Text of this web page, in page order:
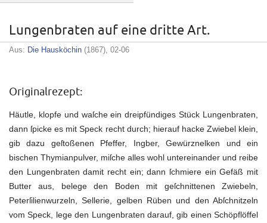
Lungenbraten auf eine dritte Art.
Aus: Die Hausköchin (1867), 02-06
Originalrezept:
Häutle, klopfe und waſche ein dreipfündiges Stück Lungenbraten,
dann ſpicke es mit Speck recht durch; hierauf hacke Zwiebel klein,
gib dazu geſtoßenen Pfeffer, Ingber, Gewürznelken und ein
bischen Thymianpulver, miſche alles wohl untereinander und reibe
den Lungenbraten damit recht ein; dann ſchmiere ein Gefäß mit
Butter aus, belege den Boden mit geſchnittenen Zwiebeln,
Peterſilienwurzeln, Sellerie, gelben Rüben und den Abſchnitzeln
vom Speck, lege den Lungenbraten darauf, gib einen Schöpflöffel